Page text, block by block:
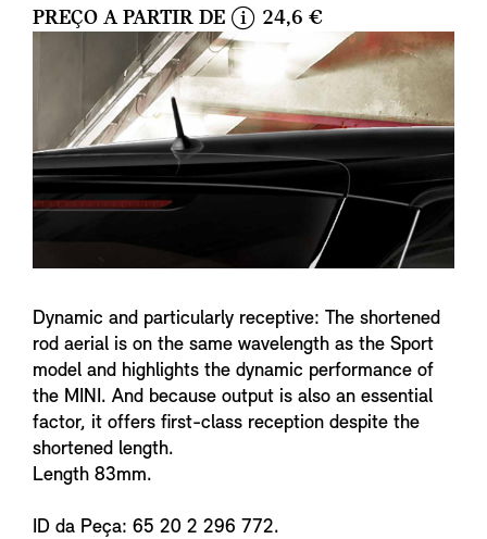
PREÇO A PARTIR DE
i
n
o
24,6 €
Dynamic and particularly receptive: The shortened
rod aerial is on the same wavelength as the Sport
model and highlights the dynamic performance of
the MINI. And because output is also an essential
factor, it offers first-class reception despite the
shortened length.
Length 83mm.
ID da Peça: 65 20 2 296 772.